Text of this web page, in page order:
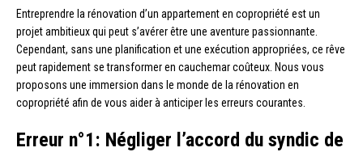
Entreprendre la rénovation d’un appartement en copropriété est un
projet ambitieux qui peut s’avérer être une aventure passionnante.
Cependant, sans une planification et une exécution appropriées, ce rêve
peut rapidement se transformer en cauchemar coûteux. Nous vous
proposons une immersion dans le monde de la rénovation en
copropriété afin de vous aider à anticiper les erreurs courantes.
Erreur n°1: Négliger l’accord du syndic de